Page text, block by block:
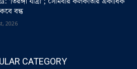
বন্ধ
2026
CATEGORY